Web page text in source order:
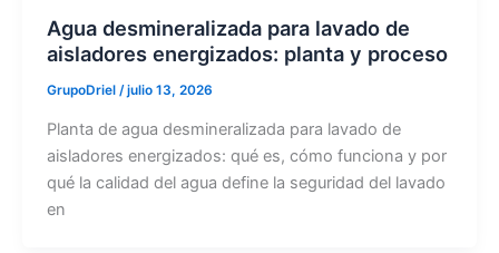
Agua desmineralizada para lavado de
aisladores energizados: planta y proceso
GrupoDriel /julio 13, 2026
Planta de agua desmineralizada para lavado de
aisladores energizados: qué es, cómo funciona y por
qué la calidad del agua define la seguridad del lavado
en